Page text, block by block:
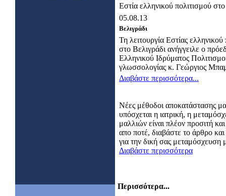
Εστία ελληνικού πολιτισμού
05.08.13
Βελιγράδι
Τη λειτουργία Εστίας ελληνικού
στο Βελιγράδι ανήγγειλε ο
Ελληνικού Ιδρύματος
γλωσσολογίας κ. Γεώργιος
Διαβάστε περισσότερα...
Νέες μέθοδοι αποκατάστασης
υπόσχεται η ιατρική, η
μαλλιών είναι πλέον προσιτή
απο ποτέ, διαβάστε το άρθρο
για την δική σας μεταμόσχευση
Διαβάστε περισσότερα
Περισσότερα...